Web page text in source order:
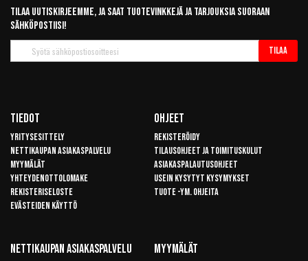
Tilaa uutiskirjeemme, ja saat tuotevinkkejä ja tarjouksia suoraan
sähköpostiisi!
uutiskirje
Tilaa
Tiedot
Yritysesittely
Nettikaupan asiakaspalvelu
Myymälät
Yhteydenottolomake
Rekisteriseloste
Evästeiden käyttö
Ohjeet
Rekisteröidy
Tilausohjeet ja toimituskulut
Asiakaspalautusohjeet
Usein kysytyt kysymykset
Tuote -ym. ohjeita
Nettikaupan Asiakaspalvelu Myymälät